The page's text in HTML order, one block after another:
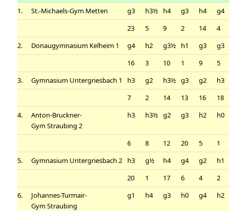
1. St.-Michaels-Gym Metten g3 h3½ h4 g3 h4
g4
23
5 9 2 14
4
2.
Donaugymnasium Kelheim 1 g4 h2 g3½ h1 g3
g3
16
3 10 1 9
5
3.
Gymnasium Untergriesbach 1 h3 g2 h3½ g3 g2
h3
7
2 14 13 16
18
4.
Anton-Bruckner-
Gym Straubing 2
h3 h3½ g2 g3 h2 h0
6 8 12 20 5
1
5.
Gymnasium Untergriesbach 2 h3 g½ h4 g4 g2
h1
20
1 17 6 4
2
6.
Johannes-Turmair-
Gym Straubing
g1 h4 g3 h0 g4 h2